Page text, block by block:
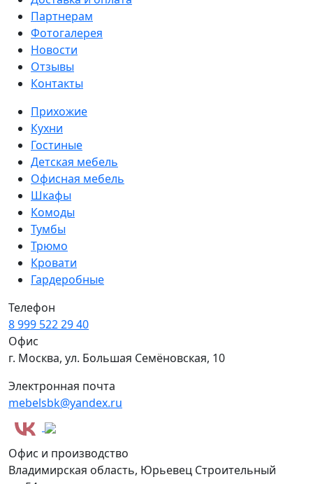
Партнерам
Фотогалерея
Новости
Отзывы
Контакты
Прихожие
Кухни
Гостиные
Детская мебель
Офисная мебель
Шкафы
Комоды
Тумбы
Трюмо
Кровати
Гардеробные
Телефон
8 999 522 29 40
Офис
г. Москва, ул. Большая Семёновская, 10
Электронная почта
mebelsbk@yandex.ru
Офис и производство
Владимирская область, Юрьевец Строительный